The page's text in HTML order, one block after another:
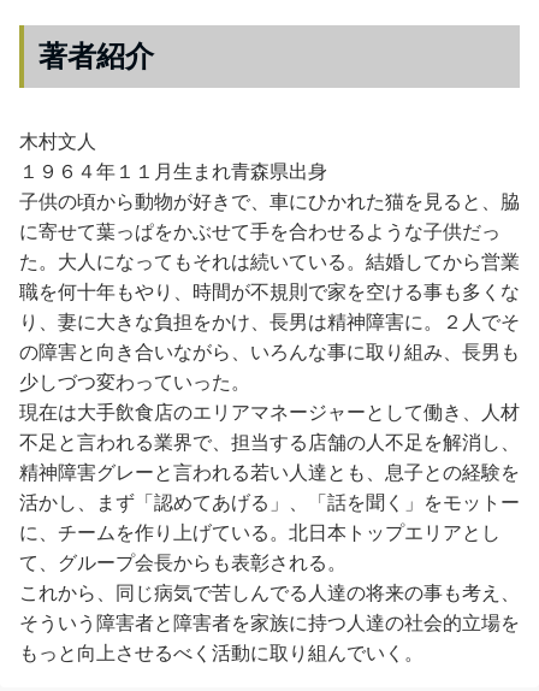
著者紹介
木村文人
１９６４年１１月生まれ青森県出身
子供の頃から動物が好きで、車にひかれた猫を見ると、脇
に寄せて葉っぱをかぶせて手を合わせるような子供だっ
た。大人になってもそれは続いている。結婚してから営業
職を何十年もやり、時間が不規則で家を空ける事も多くな
り、妻に大きな負担をかけ、長男は精神障害に。２人でそ
の障害と向き合いながら、いろんな事に取り組み、長男も
少しづつ変わっていった。
現在は大手飲食店のエリアマネージャーとして働き、人材
不足と言われる業界で、担当する店舗の人不足を解消し、
精神障害グレーと言われる若い人達とも、息子との経験を
活かし、まず「認めてあげる」、「話を聞く」をモットー
に、チームを作り上げている。北日本トップエリアとし
て、グループ会長からも表彰される。
これから、同じ病気で苦しんでる人達の将来の事も考え、
そういう障害者と障害者を家族に持つ人達の社会的立場を
もっと向上させるべく活動に取り組んでいく。